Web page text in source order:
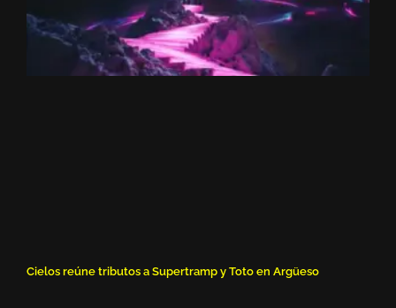
Cielos reúne tributos a Supertramp y Toto en Argüeso